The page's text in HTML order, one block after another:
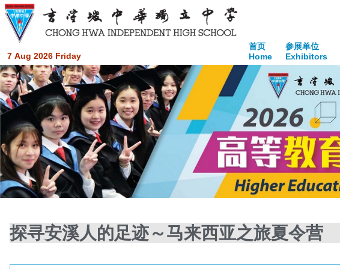
7 Aug 2026 Friday
首页
Home
参展单位
Exhibitors
探寻安溪人的足迹～马来西亚之旅夏令营